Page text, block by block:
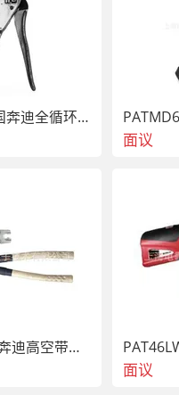
MR89Q美国奔迪全循环棘轮压接钳
面议
MD68美国奔迪高空带电作业手动压接钳
面议